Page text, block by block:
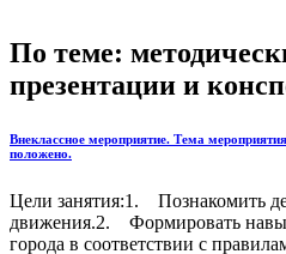
По теме:
презентации и
Внеклассное мероприятие. Тема
положено.
Цели занятия:1. Познакомить
движения.2. Формировать
города в соответствии с